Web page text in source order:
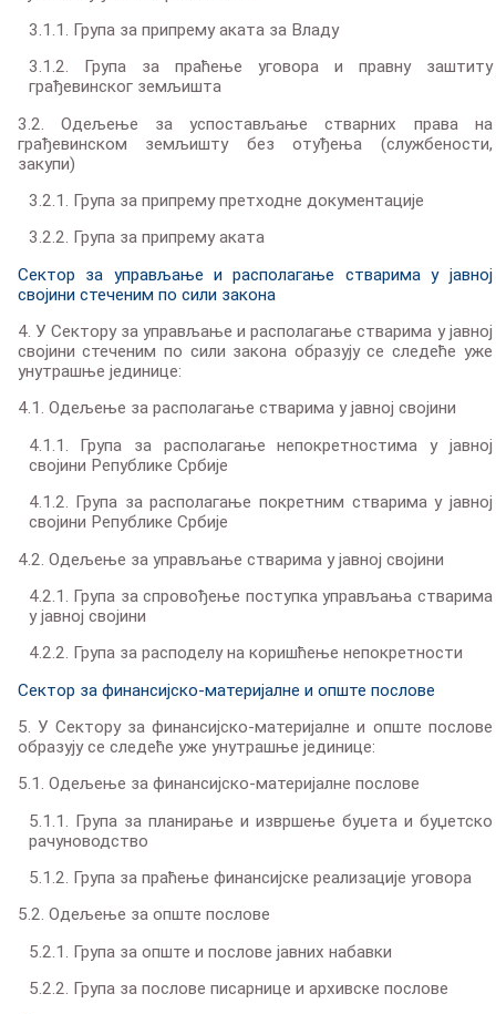
3.1.1. Група за припрему аката за Владу
3.1.2. Група за праћење уговора и правну заштиту
грађевинског земљишта
3.2. Одељење за успостављање стварних права на
грађевинском земљишту без отуђења (службености,
закупи)
3.2.1. Група за припрему претходне документације
3.2.2. Група за припрему аката
Сектор за управљање и располагање стварима у јавној
својини стеченим по сили закона
4. У Сектору за управљање и располагање стварима у јавној
својини стеченим по сили закона образују се следеће уже
унутрашње јединице:
4.1. Одељење за располагање стварима у јавној својини
4.1.1. Група за располагање непокретностима у јавној
својини Републике Србије
4.1.2. Група за располагање покретним стварима у јавној
својини Републике Србије
4.2. Одељење за управљање стварима у јавној својини
4.2.1. Група за спровођење поступка управљања стварима
у јавној својини
4.2.2. Група за расподелу на коришћење непокретности
Сектор за финансијско-материјалне и опште послове
5. У Сектору за финансијско-материјалне и опште послове
образују се следеће уже унутрашње јединице:
5.1. Одељење за финансијско-материјалне послове
5.1.1. Група за планирање и извршење буџета и буџетско
рачуноводство
5.1.2. Група за праћење финансијске реализације уговора
5.2. Одељење за опште послове
5.2.1. Група за опште и послове јавних набавки
5.2.2. Група за послове писарнице и архивске послове